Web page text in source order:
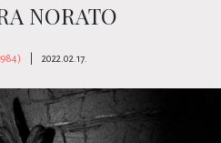
NORATO
2022.02.17.